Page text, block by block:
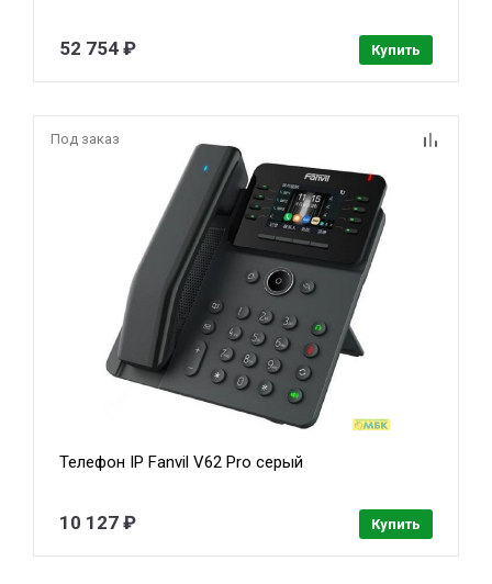
52 754 ₽ Купить
Под заказ
Телефон IP Fanvil V62 Pro серый
10 127 ₽ Купить